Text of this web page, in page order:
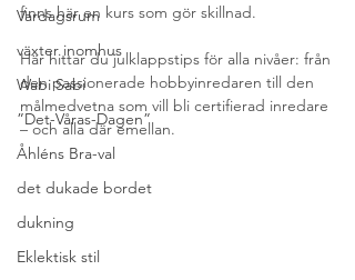
Vardagsrum
växter inomhus
Wabi Sabi
”Det-Våras-Dagen”
Åhléns Bra-val
det dukade bordet
dukning
Eklektisk stil
finns här en kurs som gör skillnad.
Här hittar du julklappstips för alla nivåer: från
den passionerade hobbyinredaren till den
målmedvetna som vill bli certifierad inredare
– och alla där emellan.